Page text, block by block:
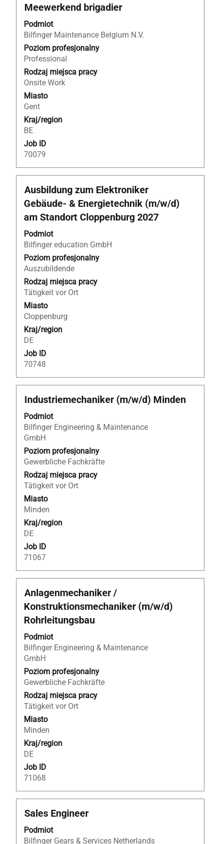
Tytuł
Meewerkend brigadier
Podmiot
Bilfinger Maintenance Belgium N.V.
Poziom profesjonalny
Professional
Rodzaj miejsca pracy
Onsite Work
Miasto
Gent
Kraj/region
BE
Job ID
70079
Zaznacz
pomocą
spacji,
aby
wyświetlić
pełną
treść
danych
oferty
pracy.
Tytuł
Ausbildung zum Elektroniker
Gebäude- & Energietechnik (m/w/d)
am Standort Cloppenburg 2027
Podmiot
Bilfinger education GmbH
Poziom profesjonalny
Auszubildende
Rodzaj miejsca pracy
Tätigkeit vor Ort
Miasto
Cloppenburg
Kraj/region
DE
Job ID
70748
Zaznacz
za
pomocą
spacji,
aby
wyświetlić
pełną
treść
danych
oferty
pracy.
Tytuł
Industriemechaniker (m/w/d) Minden
Podmiot
Bilfinger Engineering & Maintenance
GmbH
Poziom profesjonalny
Gewerbliche Fachkräfte
Rodzaj miejsca pracy
Tätigkeit vor Ort
Miasto
Minden
Kraj/region
DE
Job ID
71067
Zaznacz
pomocą
spacji,
aby
wyświetlić
pełną
treść
danych
oferty
pracy.
Tytuł
Anlagenmechaniker /
Konstruktionsmechaniker (m/w/d)
Rohrleitungsbau
Podmiot
Bilfinger Engineering & Maintenance
GmbH
Poziom profesjonalny
Gewerbliche Fachkräfte
Rodzaj miejsca pracy
Tätigkeit vor Ort
Miasto
Minden
Kraj/region
DE
Job ID
71068
Zaznacz
za
pomocą
spacji,
aby
wyświetlić
pełną
treść
danych
oferty
pracy.
Tytuł
Sales Engineer
Podmiot
Bilfinger Gears & Services Netherlands
Zaznacz
pomocą